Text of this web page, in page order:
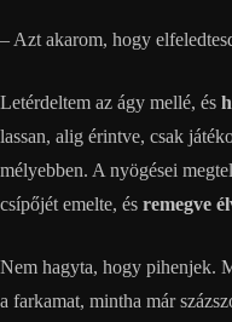
– Azt akarom, hogy
Letérdeltem az ágy mellé, és
lassan, alig érintve, csak
mélyebben. A nyögései
csípőjét emelte, és remegve
Nem hagyta, hogy pihenjek.
a farkamat, mintha már